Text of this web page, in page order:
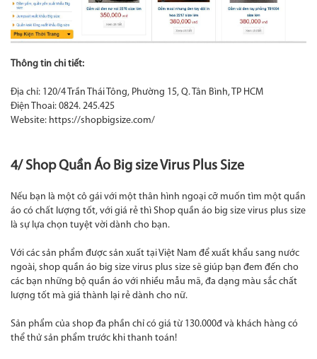
Thông tin chi tiết:
Địa chỉ: 120/4 Trần Thái Tông, Phường 15, Q. Tân Bình, TP HCM
Điện Thoai: 0824. 245.425
Website: https://shopbigsize.com/
4/ Shop Quần Áo Big size Virus Plus Size
Nếu bạn là một cô gái với một thân hình ngoại cỡ muốn tìm một quần
áo có chất lượng tốt, với giá rẻ thì Shop quần áo big size virus plus size
là sự lựa chọn tuyệt vời dành cho bạn.
Với các sản phẩm được sản xuất tại Việt Nam để xuất khẩu sang nước
ngoài, shop quần áo big size virus plus size sẽ giúp bạn đem đến cho
các bạn những bộ quần áo với nhiều mẫu mã, đa dạng màu sắc chất
lượng tốt mà giá thành lại rẻ dành cho nữ.
Sản phẩm của shop đa phần chỉ có giá từ 130.000đ và khách hàng có
thể thử sản phẩm trước khi thanh toán!